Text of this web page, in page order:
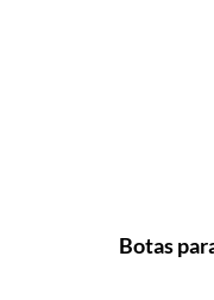
Botas